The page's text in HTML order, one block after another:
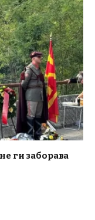
ги заборава